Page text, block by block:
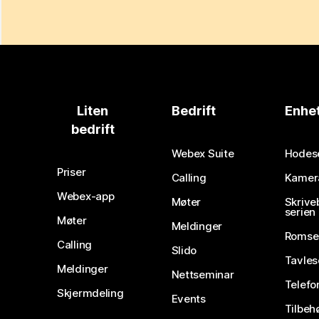
Liten
bedrift
Priser
Webex-app
Møter
Calling
Meldinger
Skjermdeling
Bedrift
Webex Suite
Calling
Møter
Meldinger
Slido
Nettseminar
Events
serien